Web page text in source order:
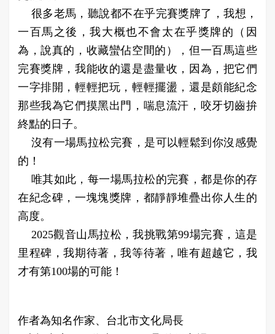
很多老馬，聽說都不在乎完賽獎牌了，我想，
一百馬之後，我大概也不會太在乎獎牌的（因
為，說真的，收藏蠻佔空間的），但一百馬這些
完賽獎牌，我能收的還是盡量收，因為，把它們
一字排開，輕輕把玩，輕輕擺盪，還是頗能紀念
那些我為它們摸黑出門，喘息流汗，咬牙切齒拚
終點的日子。
沒有一場馬拉松完賽，是可以輕鬆到你沒感覺
的！
唯其如此，每一場馬拉松的完賽，都是你的存
在紀念碑，一塊塊獎牌，都靜靜堆疊出你人生的
高度。
2025觀音山馬拉松，我挑戰第99場完賽，這是
里程碑，我期待著，我等待著，唯有超越它，我
才有第100場的可能！
作者為知名作家、台北市文化局長